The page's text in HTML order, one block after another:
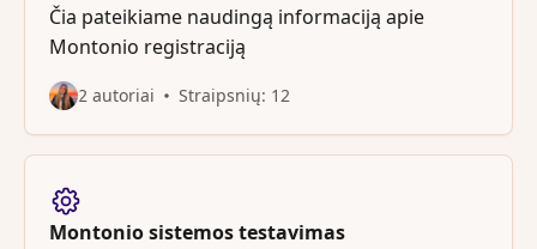
Čia pateikiame naudingą informaciją apie
Montonio registraciją
2 autoriai Straipsnių: 12
Montonio sistemos testavimas